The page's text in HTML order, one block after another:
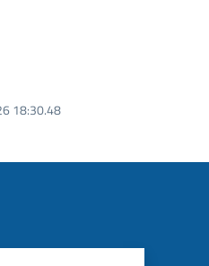
18:30.48